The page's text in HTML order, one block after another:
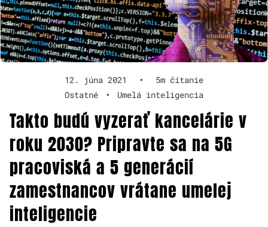
12. júna 2021 •
5m čítanie
Ostatné
• Umelá inteligencia
Takto budú vyzerať kancelárie v
roku 2030? Pripravte sa na 5G
pracoviská a 5 generácií
zamestnancov vrátane umelej
inteligencie